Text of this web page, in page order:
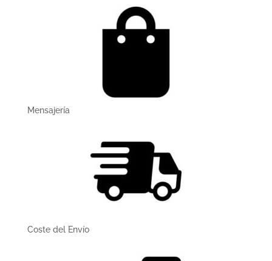
Mensajerí­a
Coste del Enví­o